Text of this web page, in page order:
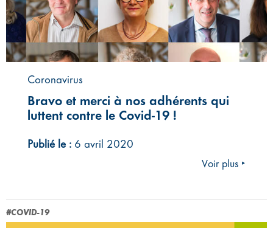
Coronavirus
Bravo et merci à nos adhérents qui
luttent contre le Covid-19 !
Publié le : 6 avril 2020
Voir plus ‣
#COVID-19